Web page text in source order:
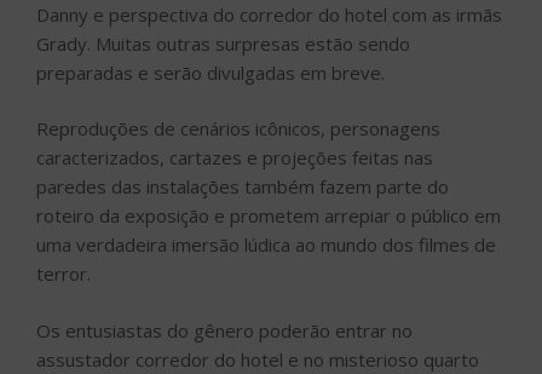
Danny e perspectiva do corredor do hotel com as irmãs
Grady. Muitas outras surpresas estão sendo
preparadas e serão divulgadas em breve.
Reproduções de cenários icônicos, personagens
caracterizados, cartazes e projeções feitas nas
paredes das instalações também fazem parte do
roteiro da exposição e prometem arrepiar o público em
uma verdadeira imersão lúdica ao mundo dos filmes de
terror.
Os entusiastas do gênero poderão entrar no
assustador corredor do hotel e no misterioso quarto